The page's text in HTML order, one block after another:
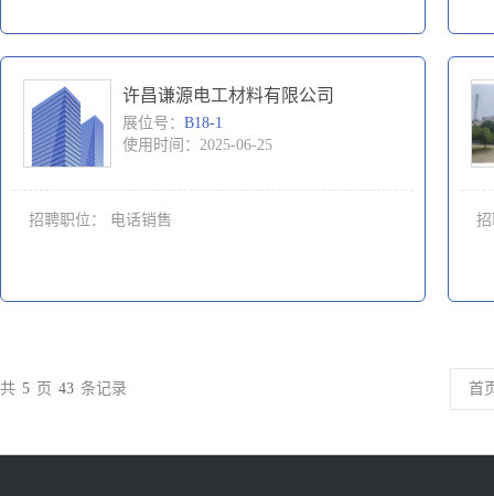
许昌谦源电工材料有限公司
展位号： B18-1
使用时间：2025-06-25
招聘职位： 电话销售
共 5 页 43 条记录 首